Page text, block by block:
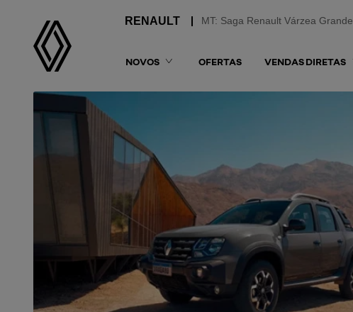
MT: Saga Renault Várzea Grande
NOVOS OFERTAS VENDAS DIRETAS